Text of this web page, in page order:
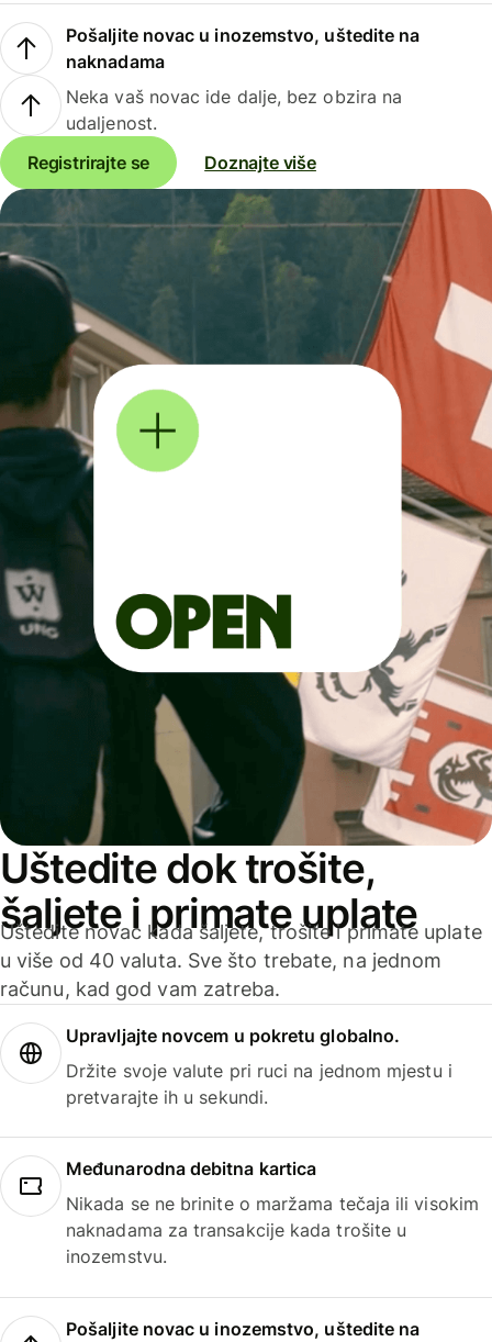
Pošaljite novac u inozemstvo, uštedite na
naknadama
Neka vaš novac ide dalje, bez obzira na
udaljenost.
Registrirajte se
Doznajte više
Uštedite dok trošite,
šaljete i primate uplate
Uštedite novac kada šaljete, trošite i primate uplate
u više od 40 valuta. Sve što trebate, na jednom
računu, kad god vam zatreba.
Upravljajte novcem u pokretu globalno.
Držite svoje valute pri ruci na jednom mjestu i
pretvarajte ih u sekundi.
Međunarodna debitna kartica
Nikada se ne brinite o maržama tečaja ili visokim
naknadama za transakcije kada trošite u
inozemstvu.
Pošaljite novac u inozemstvo, uštedite na